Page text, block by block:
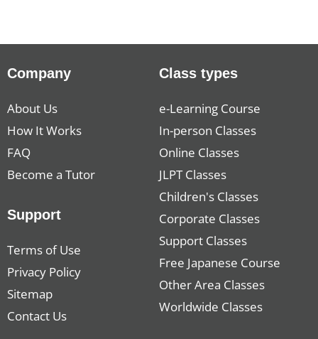
Company
About Us
How It Works
FAQ
Become a Tutor
Support
Terms of Use
Privacy Policy
Sitemap
Contact Us
Class types
e-Learning Course
In-person Classes
Online Classes
JLPT Classes
Children's Classes
Corporate Classes
Support Classes
Free Japanese Course
Other Area Classes
Worldwide Classes